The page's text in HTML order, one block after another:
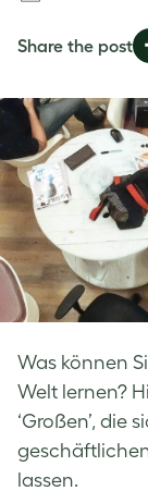
Was können
Welt lernen?
‘Großen’, die
lassen.
Share the post